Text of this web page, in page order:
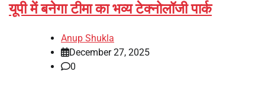
यूपी में बनेगा टीमा का भव्य टेक्नोलॉजी पार्क
Anup Shukla
December 27, 2025
0